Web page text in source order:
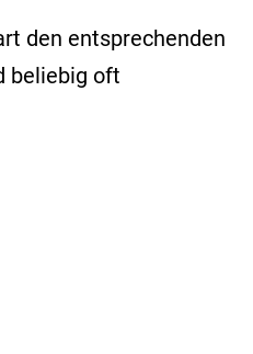
den entsprechenden
beliebig oft